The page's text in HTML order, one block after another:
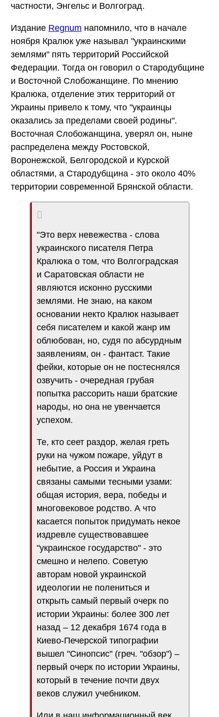
частности, Энгельс и Волгоград.
Издание Regnum напомнило, что в начале
ноября Кралюк уже называл "украинскими
землями" пять территорий Российской
Федерации. Тогда он говорил о Стародубщине
и Восточной Слобожанщине. По мнению
Кралюка, отделение этих территорий от
Украины привело к тому, что "украинцы
оказались за пределами своей родины".
Восточная Слобожанщина, уверял он, ныне
распределена между Ростовской,
Воронежской, Белгородской и Курской
областями, а Стародубщина - это около 40%
территории современной Брянской области.
"Это верх невежества - слова
украинского писателя Петра
Кралюка о том, что Волгоградская
и Саратовская области не
являются исконно русскими
землями. Не знаю, на каком
основании некто Кралюк называет
себя писателем и какой жанр им
облюбован, но, судя по абсурдным
заявлениям, он - фантаст. Такие
фейки, которые он не постеснялся
озвучить - очередная грубая
попытка рассорить наши братские
народы, но она не увенчается
успехом.
Те, кто сеет раздор, желая греть
руки на чужом пожаре, уйдут в
небытие, а Россия и Украина
связаны самыми тесными узами:
общая история, вера, победы и
многовековое родство. А что
касается попыток придумать некое
издревле существовавшее
"украинское государство" - это
смешно и нелепо. Советую
авторам новой украинской
идеологии не полениться и
открыть самый первый очерк по
истории Украины: более 300 лет
назад – 12 декабря 1674 года в
Киево-Печерской типографии
вышел "Синопсис" (греч. "обзор") –
первый очерк по истории Украины,
который в течение почти двух
веков служил учебником.